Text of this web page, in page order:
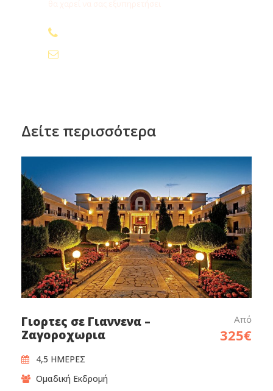
Αναχωρήσεις από Αθήνα
Αναχωρήσεις από Θεσσαλονίκη
Δείτε περισσότερα
Γιορτες σε Γιαννενα –
Ζαγοροχωρια
Από
325€
4,5 ΗΜΕΡΕΣ
Ομαδική Εκδρομή